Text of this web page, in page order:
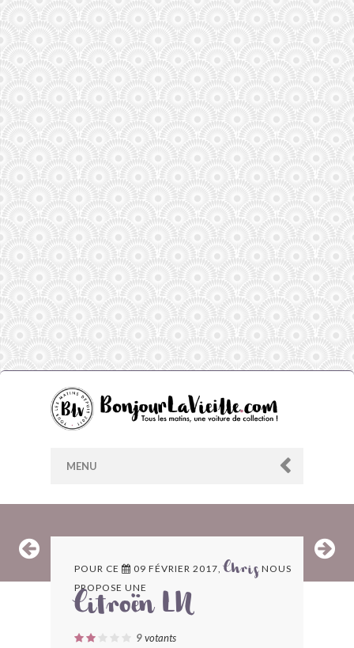
MENU
ARCHIVES
LES CONTRIBUTEURS
POUR CE 09 FÉVRIER 2017,Chris NOUS
PROPOSE UNE
Citroën LN
9votants